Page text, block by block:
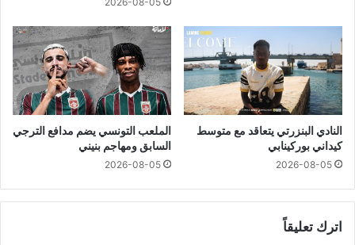
النادي البنزرتي يتعاقد مع متوسط
كيداني بوركينابي
2026-08-05
الملعب التونسي يضم مدافع الترجي
السابق ومهاجم بنيني
2026-08-05
اترك تعليقاً